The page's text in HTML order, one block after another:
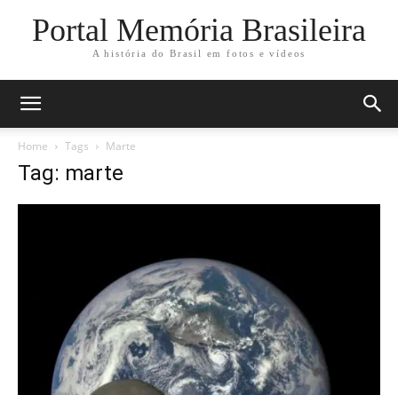
Portal Memória Brasileira
A história do Brasil em fotos e vídeos
Home Tags Marte
Tag: marte